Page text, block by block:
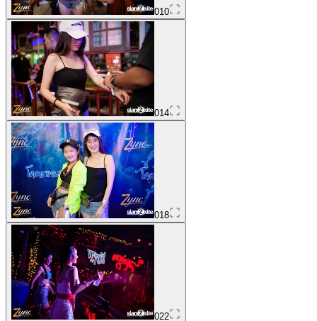
010
014
018
022